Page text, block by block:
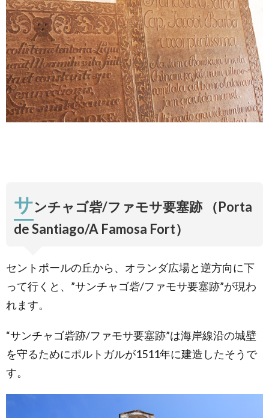
サンチャゴ砦/ファモサ要塞跡 （Porta
de Santiago/A Famosa Fort）
セントポールの丘から、オランダ広場と逆方向に下
って行くと、”サンチャゴ砦/ファモサ要塞跡”が現わ
れます。
“サンチャゴ砦跡/ファモサ要塞跡”は海岸線沿の城壁
を守るためにポルトガルが1511年に建造したそうで
す。